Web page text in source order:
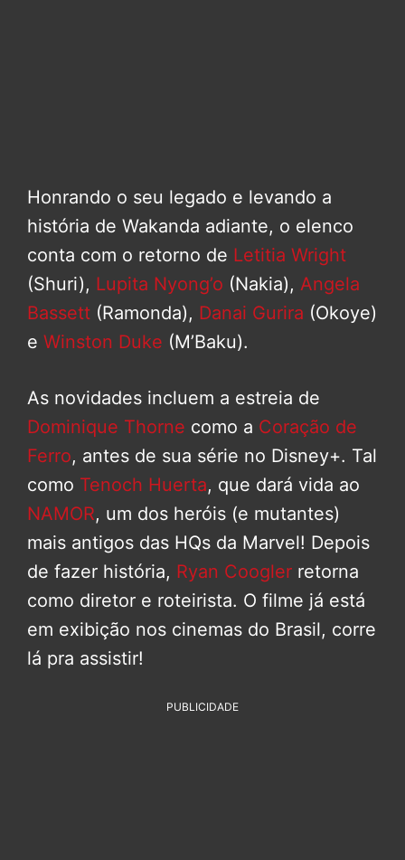
Honrando o seu legado e levando a
história de Wakanda adiante, o elenco
conta com o retorno de Letitia Wright
(Shuri), Lupita Nyong’o (Nakia), Angela
Bassett (Ramonda), Danai Gurira (Okoye)
e Winston Duke (M’Baku).
As novidades incluem a estreia de
Dominique Thorne como a Coração de
Ferro, antes de sua série no Disney+. Tal
como Tenoch Huerta, que dará vida ao
NAMOR, um dos heróis (e mutantes)
mais antigos das HQs da Marvel! Depois
de fazer história, Ryan Coogler retorna
como diretor e roteirista. O filme já está
em exibição nos cinemas do Brasil, corre
lá pra assistir!
PUBLICIDADE